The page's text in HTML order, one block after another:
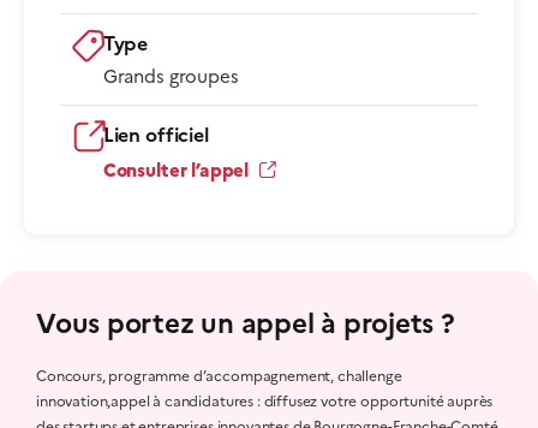
Type
Grands groupes
Lien officiel
Consulter l’appel
Vous portez un appel à projets ?
Concours, programme d’accompagnement, challenge
innovation,appel à candidatures : diffusez votre opportunité auprès